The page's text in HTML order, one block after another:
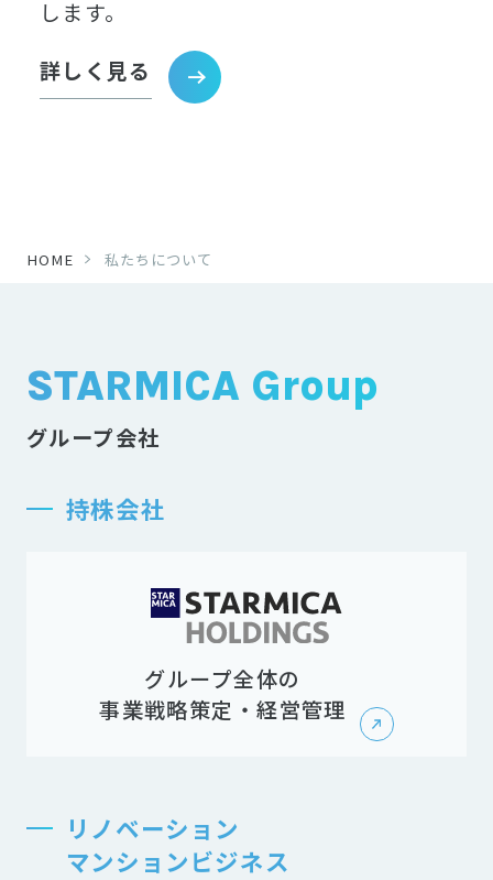
します。
詳しく見る
HOME 私たちについて
STARMICA Group
グループ会社
持株会社
グループ全体の
事業戦略策定・経営管理
リノベーション
マンションビジネス